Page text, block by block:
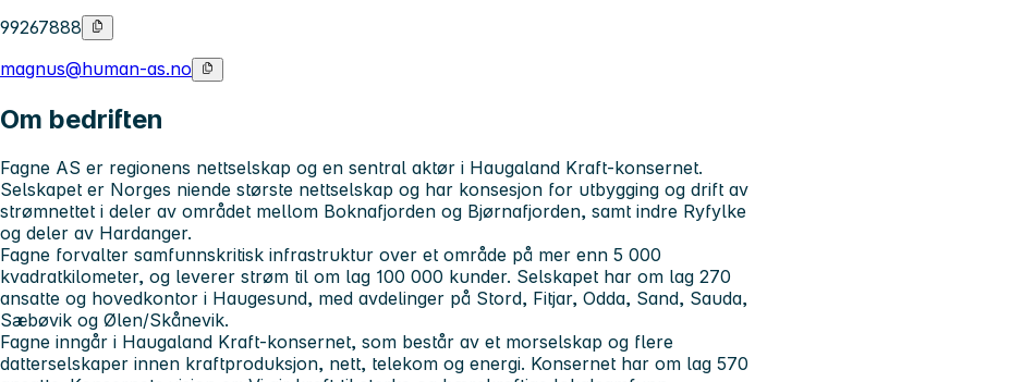
99267888
magnus@human-as.no
Om bedriften
Fagne AS er regionens nettselskap og en sentral aktør i Haugaland Kraft-konsernet.
Selskapet er Norges niende største nettselskap og har konsesjon for utbygging og drift av
strømnettet i deler av området mellom Boknafjorden og Bjørnafjorden, samt indre Ryfylke
og deler av Hardanger.
Fagne forvalter samfunnskritisk infrastruktur over et område på mer enn 5 000
kvadratkilometer, og leverer strøm til om lag 100 000 kunder. Selskapet har om lag 270
ansatte og hovedkontor i Haugesund, med avdelinger på Stord, Fitjar, Odda, Sand, Sauda,
Sæbøvik og Ølen/Skånevik.
Fagne inngår i Haugaland Kraft-konsernet, som består av et morselskap og flere
datterselskaper innen kraftproduksjon, nett, telekom og energi. Konsernet har om lag 570